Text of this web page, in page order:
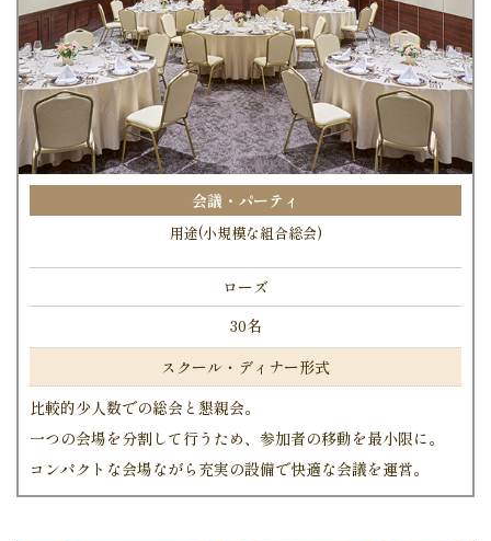
会議・パーティ
用途(小規模な組合総会)
ローズ
30名
スクール・ディナー形式
比較的少人数での総会と懇親会。
一つの会場を分割して行うため、参加者の移動を最小限に。
コンパクトな会場ながら充実の設備で快適な会議を運営。